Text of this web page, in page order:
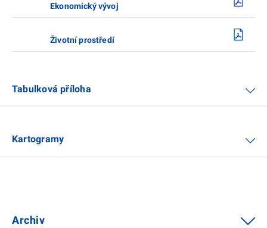
Ekonomický vývoj
Životní prostředí
Tabulková příloha
Kartogramy
Archiv